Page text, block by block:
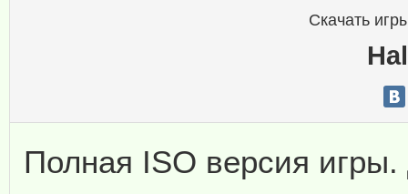
Скачать
Полная ISO версия